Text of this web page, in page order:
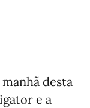
desta
e a